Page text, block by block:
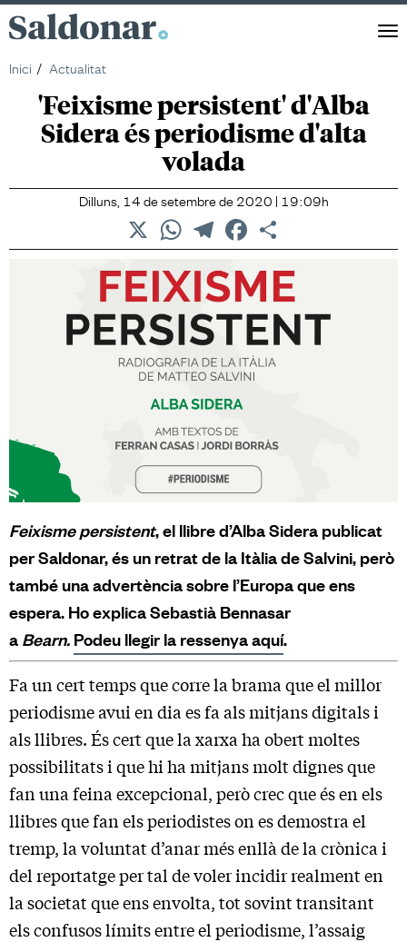
Saldonar
Inici
Actualitat
'Feixisme persistent' d'Alba
Sidera és periodisme d'alta
volada
Dilluns, 14 de setembre de 2020 | 19:09h
WhatsAppTelegramFacebook
Feixisme persistent, el llibre d’Alba Sidera publicat
per Saldonar, és un retrat de la Itàlia de Salvini, però
també una advertència sobre l’Europa que ens
espera. Ho explica Sebastià Bennasar
aBearn.Podeu llegir la ressenya aquí.
Fa un cert temps que corre la brama que el millor
periodisme avui en dia es fa als mitjans digitals i
als llibres. És cert que la xarxa ha obert moltes
possibilitats i que hi ha mitjans molt dignes que
fan una feina excepcional, però crec que és en els
llibres que fan els periodistes on es demostra el
tremp, la voluntat d’anar més enllà de la crònica i
del reportatge per tal de voler incidir realment en
la societat que ens envolta, tot sovint transitant
els confusos límits entre el periodisme, l’assaig